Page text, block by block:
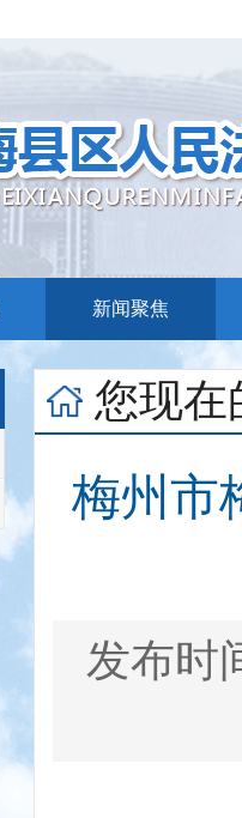
新闻聚焦
您现
梅州市
发布时